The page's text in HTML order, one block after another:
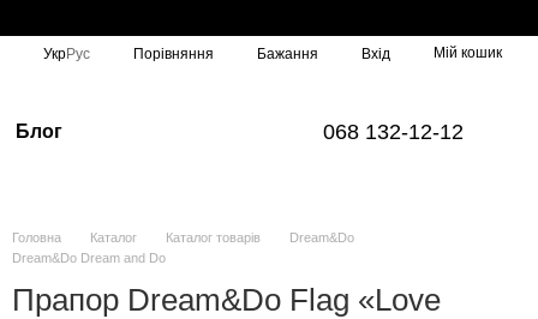
УкрРус Порівняння Бажання Вхід Мій кошик
Блог 068 132-12-12
Головна Каталог Каталог товарів
Dream&Do
Dream&Do Dream and Do
Прапор Dream&Do Flag «Love